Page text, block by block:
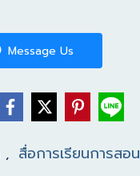
Message Us
, สื่อการเรียนการสอน